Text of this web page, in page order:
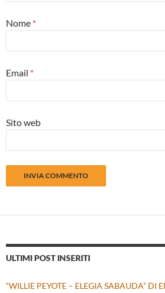
Nome *
Email *
Sito web
ULTIMI POST INSERITI
“WILLIE PEYOTE – ELEGIA SABAUDA” DI